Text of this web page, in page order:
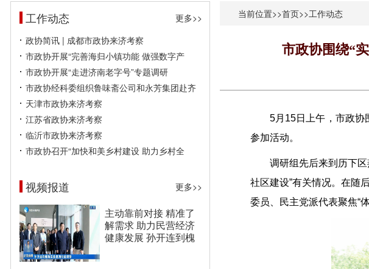
工作动态
更多>>
政协简讯 | 成都市政协来济考察
市政协开展“完善海归小镇功能 做强数字产
市政协开展“走进济南老字号”专题调研
市政协经科委组织鲁味斋公司和永芳集团赴齐
天津市政协来济考察
江苏省政协来济考察
临沂市政协来济考察
市政协召开“加快和美乡村建设 助力乡村全
视频报道 更多>>
主动靠前对接 精准了
解需求 助力民营经济
健康发展 孙开连到槐
当前位置>>首页>>工作动态
市政协围绕“
5月15日上午，市政协
参加活动。
调研组先后来到历下
社区建设”有关情况。在随
委员、民主党派代表聚焦“